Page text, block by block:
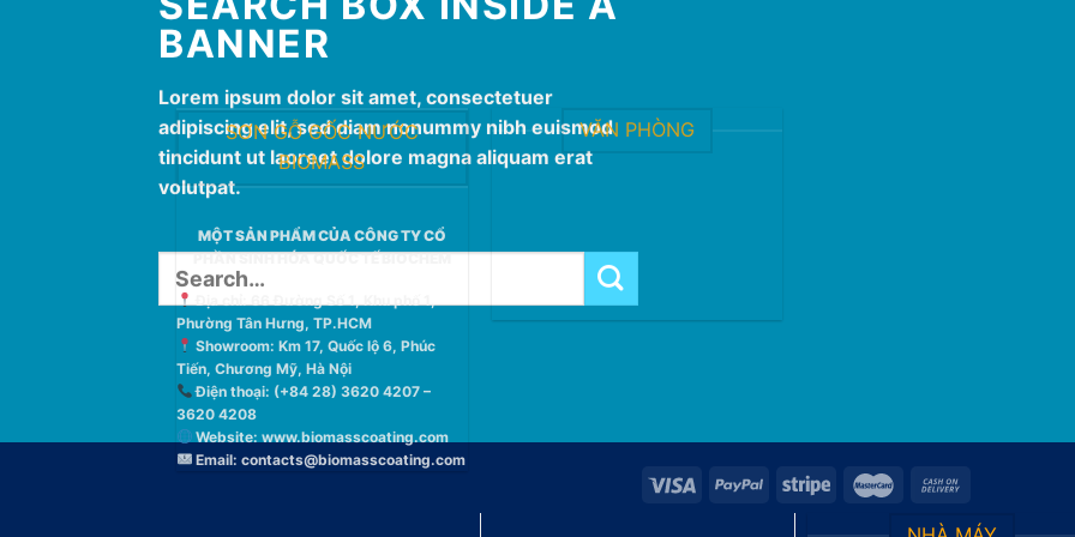
BANNER
Lorem ipsum dolor sit amet, consectetuer
adipiscing elit, sed diam nonummy nibh euismod
tincidunt ut laoreet dolore magna aliquam erat
volutpat.
Search
for:
SƠN GỖ GỐC NƯỚC
BIOMASS
MỘT SẢN PHẨM CỦA CÔNG TY CỔ
PHẦN SINH HÓA QUỐC TẾ BIOCHEM
Phường Tân Hưng, TP.HCM
Showroom: Km 17, Quốc lộ 6, Phúc
Tiến, Chương Mỹ, Hà Nội
Điện thoại: (+84 28) 3620 4207 –
3620 4208
Website:www.biomasscoating.com
Email:contacts@biomasscoating.com
VĂN PHÒNG